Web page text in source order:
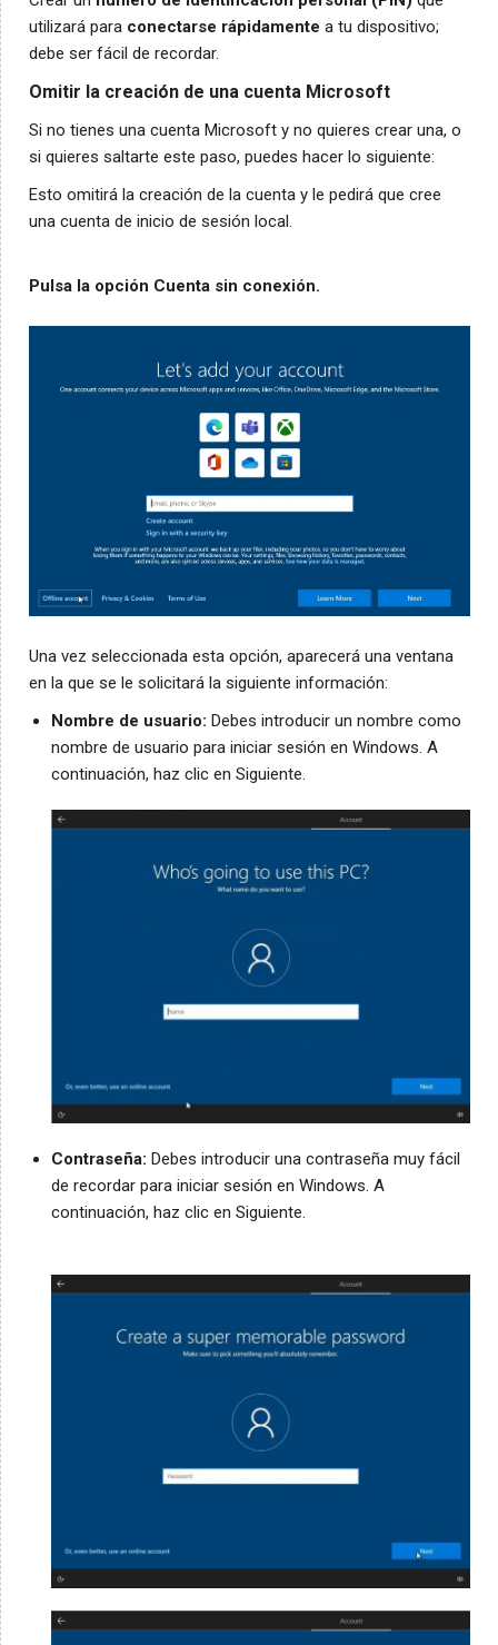
utilizará para conectarse rápidamente a tu dispositivo;
debe ser fácil de recordar.
Omitir la creación de una cuenta Microsoft
Si no tienes una cuenta Microsoft y no quieres crear una, o
si quieres saltarte este paso, puedes hacer lo siguiente:
Esto omitirá la creación de la cuenta y le pedirá que cree
una cuenta de inicio de sesión local.
Pulsa la opción Cuenta sin conexión.
Una vez seleccionada esta opción, aparecerá una ventana
en la que se le solicitará la siguiente información:
Nombre de usuario: Debes introducir un nombre como
nombre de usuario para iniciar sesión en Windows. A
continuación, haz clic en Siguiente.
Contraseña: Debes introducir una contraseña muy fácil
de recordar para iniciar sesión en Windows. A
continuación, haz clic en Siguiente.